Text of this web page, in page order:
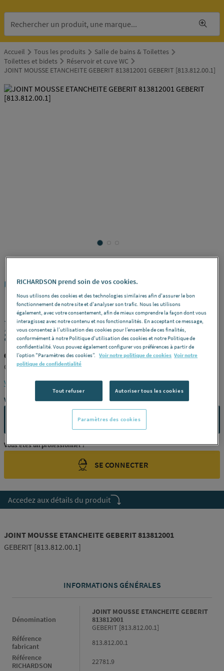
Accueil Tous les produits
Salle de bains & Toilettes
Toilettes et bidets
Réservoir et cuve WC
JOINT MOUSSE ETANCHEITE GEBERIT 813812001 GEBERIT [813.812.00.1]
GEBERIT REF : 22781
JOINT MOUSSE ETANCHEITE GEBERIT
813812001 GEBERIT [813.812.00.1]
GEBERIT 813.812.00.1
GEBERIT [813.812.00.1]
Voir la description complète
Vous avez un projet ?
CONTACTEZ-NOUS
Vous êtes un professionnel ?
SE CONNECTER
Accedez aux détails du produit
JOINT MOUSSE ETANCHEITE GEBERIT 813812001
GEBERIT [813.812.00.1]
INFORMATIONS GÉNÉRALES
Dénomination
JOINT MOUSSE ETANCHEITE GEBERIT
813812001
GEBERIT [813.812.00.1]
Référence
fabricant
813.812.00.1
Référence
RICHARDSON
22781.9
RICHARDSON prend soin de vos cookies.
Nous utilisons des cookies et des technologies similaires afin d'assurer le bon
fonctionnement de notre site et d'analyser son trafic. Nous les utilisons
également, avec votre consentement, afin de mieux comprendre la façon dont vous
interagissez avec notre contenu et nos fonctionnalités. En acceptant ce message,
vous consentez à l’utilisation des cookies pour l’ensemble de ces finalités,
conformément à notre Politique d'utilisation des cookies et notre Politique de
confidentialité. Vous pouvez également configurer vos préférences à partir de
l’option "Paramètres des cookies”. Voir notre politique de cookies Voir notre
politique de confidentialité
Tout refuser Autoriser tous les cookies
Paramètres des cookies